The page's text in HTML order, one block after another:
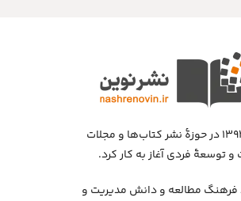
نشر نوین از سال ۱۳۹۲ در حوزهٔ نشر کتاب‌ها و مجلات
توسعهٔ فردی آغاز به کار کرد.
فرهنگ مطالعه و دانش مدیریت و